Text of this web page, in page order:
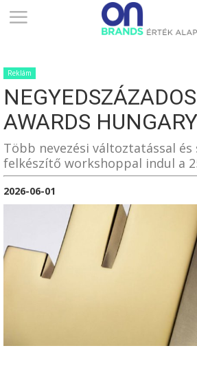
ONBRANDS
–
ALAPON
Reklám
AWARDS HUNGARY
Több nevezési változtatással és
felkészítő workshoppal indul a
2026-06-01